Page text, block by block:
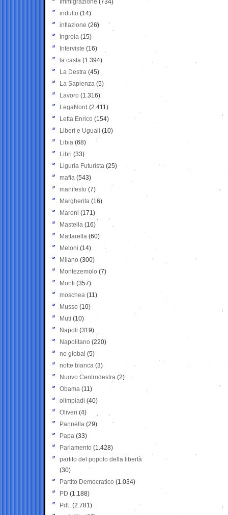
Immigrazione (734)
indulto (14)
inflazione (26)
Ingroia (15)
Interviste (16)
la casta (1.394)
La Destra (45)
La Sapienza (5)
Lavoro (1.316)
LegaNord (2.411)
Letta Enrico (154)
Liberi e Uguali (10)
Libia (68)
Libri (33)
Liguria Futurista (25)
mafia (543)
manifesto (7)
Margherita (16)
Maroni (171)
Mastella (16)
Mattarella (60)
Meloni (14)
Milano (300)
Montezemolo (7)
Monti (357)
moschea (11)
Musso (10)
Muti (10)
Napoli (319)
Napolitano (220)
no global (5)
notte bianca (3)
Nuovo Centrodestra (2)
Obama (11)
olimpiadi (40)
Oliveri (4)
Pannella (29)
Papa (33)
Parlamento (1.428)
partito del popolo della libertà
(30)
Partito Democratico (1.034)
PD (1.188)
PdL (2.781)